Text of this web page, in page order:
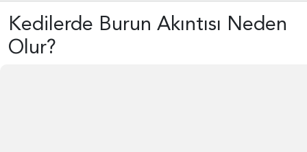
Kedilerde Burun Akıntısı Neden
Olur?